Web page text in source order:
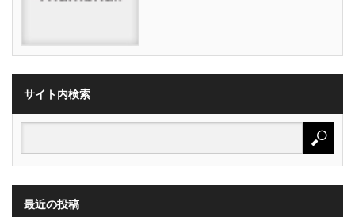
サイト内検索
最近の投稿